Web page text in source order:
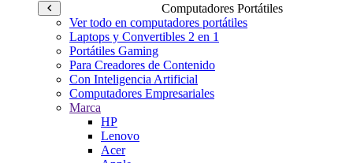
Computadores Portátiles
Ver todo en computadores portátiles
Laptops y Convertibles 2 en 1
Portátiles Gaming
Para Creadores de Contenido
Con Inteligencia Artificial
Computadores Empresariales
Marca
HP
Lenovo
Acer